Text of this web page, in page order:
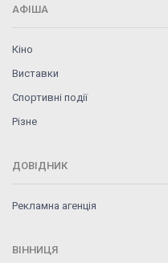
АФІША
Кіно
Виставки
Спортивні події
Різне
ДОВІДНИК
Рекламна агенція
ВІННИЦЯ